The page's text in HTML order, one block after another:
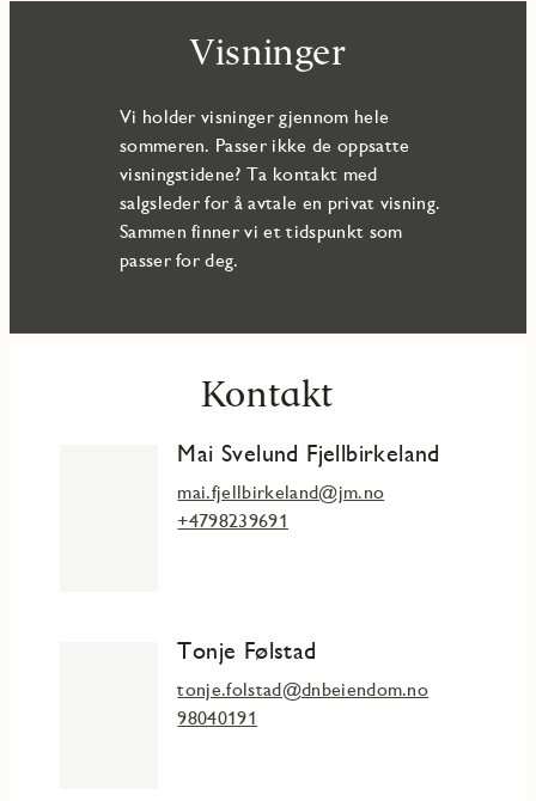
Visninger
Vi holder visninger gjennom hele
sommeren. Passer ikke de oppsatte
visningstidene? Ta kontakt med
salgsleder for å avtale en privat visning.
Sammen finner vi et tidspunkt som
passer for deg.
Kontakt
Mai Svelund Fjellbirkeland
mai.fjellbirkeland@jm.no
+4798239691
Tonje Følstad
tonje.folstad@dnbeiendom.no
98040191